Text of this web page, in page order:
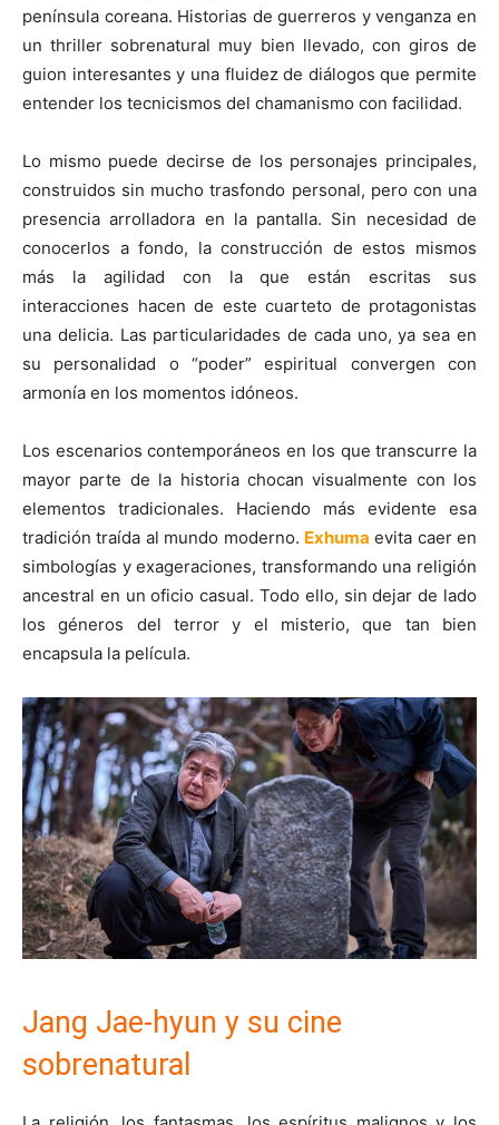
península coreana. Historias de guerreros y venganza en
un thriller sobrenatural muy bien llevado, con giros de
guion interesantes y una fluidez de diálogos que permite
entender los tecnicismos del chamanismo con facilidad.
Lo mismo puede decirse de los personajes principales,
construidos sin mucho trasfondo personal, pero con una
presencia arrolladora en la pantalla. Sin necesidad de
conocerlos a fondo, la construcción de estos mismos
más la agilidad con la que están escritas sus
interacciones hacen de este cuarteto de protagonistas
una delicia. Las particularidades de cada uno, ya sea en
su personalidad o “poder” espiritual convergen con
armonía en los momentos idóneos.
Los escenarios contemporáneos en los que transcurre la
mayor parte de la historia chocan visualmente con los
elementos tradicionales. Haciendo más evidente esa
tradición traída al mundo moderno. Exhuma evita caer en
simbologías y exageraciones, transformando una religión
ancestral en un oficio casual. Todo ello, sin dejar de lado
los géneros del terror y el misterio, que tan bien
encapsula la película.
Jang Jae-hyun y su cine
sobrenatural